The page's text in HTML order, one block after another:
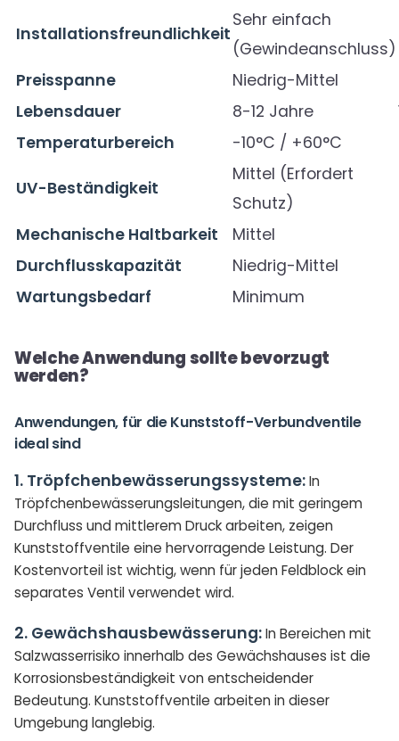
Installationsfreundlichkeit
Sehr einfach
(Gewindeanschluss)
Preisspanne
Niedrig-Mittel
Lebensdauer
8-12 Jahre
Temperaturbereich
-10°C / +60°C
UV-Beständigkeit
Mittel (Erfordert
Schutz)
Mechanische Haltbarkeit Mittel
Durchflusskapazität
Niedrig-Mittel
Wartungsbedarf
Minimum
Welche Anwendung sollte bevorzugt
werden?
Anwendungen, für die Kunststoff-Verbundventile
ideal sind
1. Tröpfchenbewässerungssysteme:In
Tröpfchenbewässerungsleitungen, die mit geringem
Durchfluss und mittlerem Druck arbeiten, zeigen
Kunststoffventile eine hervorragende Leistung. Der
Kostenvorteil ist wichtig, wenn für jeden Feldblock ein
separates Ventil verwendet wird.
2. Gewächshausbewässerung:In Bereichen mit
Salzwasserrisiko innerhalb des Gewächshauses ist die
Korrosionsbeständigkeit von entscheidender
Bedeutung. Kunststoffventile arbeiten in dieser
Umgebung langlebig.